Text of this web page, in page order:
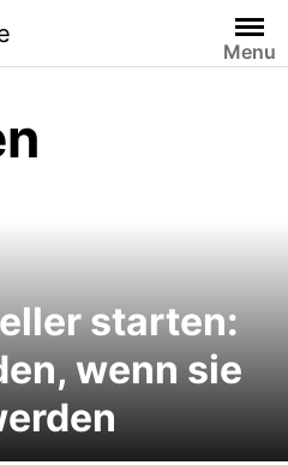
Menu
starten:
wenn sie